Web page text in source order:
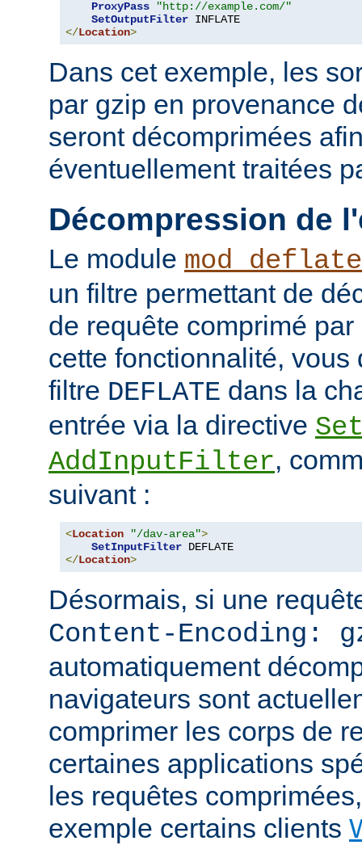
ProxyPass
"http://example.com/"
SetOutputFilter
</Location>
Dans cet exemple, les
par gzip en provenance
seront décomprimées
éventuellement traitées
Décompression de
Le module mod_deflate
un filtre permettant de
de requête comprimé
cette fonctionnalité, vous
filtre DEFLATE dans la
entrée via la directive
AddInputFilter,
suivant :
<Location "/dav-area">
SetInputFilter
</Location>
Désormais, si une
Content-Encoding:
automatiquement
navigateurs sont
comprimer les corps de
certaines applications
les requêtes
exemple certains clients